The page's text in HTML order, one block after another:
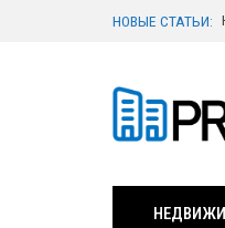
НОВЫЕ СТАТЬИ: